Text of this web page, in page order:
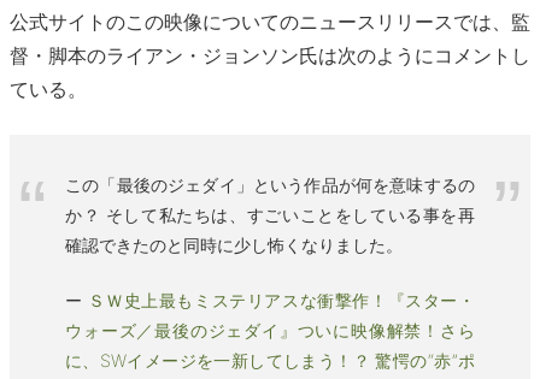
公式サイトのこの映像についてのニュースリリースでは、監
督・脚本のライアン・ジョンソン氏は次のようにコメントし
ている。
この「最後のジェダイ」という作品が何を意味するの
か？ そして私たちは、すごいことをしている事を再
確認できたのと同時に少し怖くなりました。
ー ＳＷ史上最もミステリアスな衝撃作！『スター・
ウォーズ／最後のジェダイ』ついに映像解禁！さら
に、SWイメージを一新してしまう！？ 驚愕の“赤”ポ